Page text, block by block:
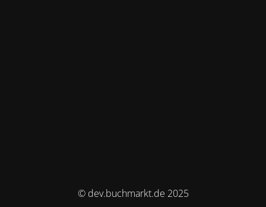
© dev.buchmarkt.de 2025